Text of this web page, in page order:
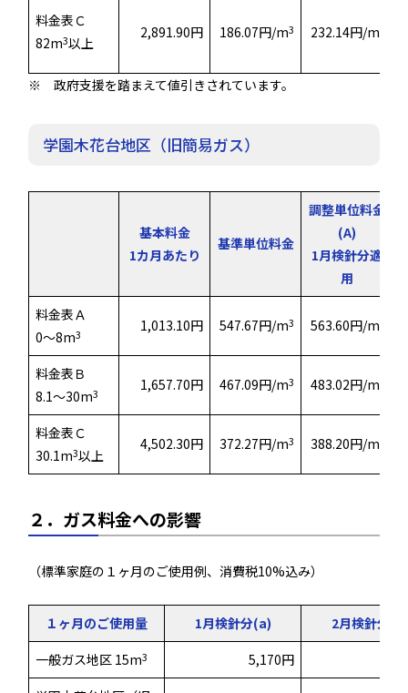
料金表Ｃ
82m3以上
2,891.90円 186.07円/m3 232.14円/m
※ 政府支援を踏まえて値引きされています。
学園木花台地区（旧簡易ガス）
基本料金
1カ月あたり
基準単位料金
調整単位料金
(A)
1月検針分適
用
料金表Ａ
0～8m3 1,013.10円 547.67円/m3 563.60円/m
料金表Ｂ
8.1～30m3 1,657.70円 467.09円/m3 483.02円/m
料金表Ｃ
30.1m3以上
4,502.30円 372.27円/m3 388.20円/m
２．ガス料金への影響
（標準家庭の１ヶ月のご使用例、消費税10%込み）
１ヶ月のご使用量 1月検針分(a)
2月検針分(b)
一般ガス地区 15m3 5,170円